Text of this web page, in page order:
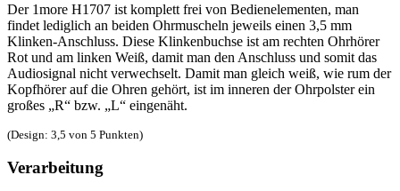
Der 1more H1707 ist komplett frei von Bedienelementen, man
findet lediglich an beiden Ohrmuscheln jeweils einen 3,5 mm
Klinken-Anschluss. Diese Klinkenbuchse ist am rechten Ohrhörer
Rot und am linken Weiß, damit man den Anschluss und somit das
Audiosignal nicht verwechselt. Damit man gleich weiß, wie rum der
Kopfhörer auf die Ohren gehört, ist im inneren der Ohrpolster ein
großes „R“ bzw. „L“ eingenäht.
(Design: 3,5 von 5 Punkten)
Verarbeitung